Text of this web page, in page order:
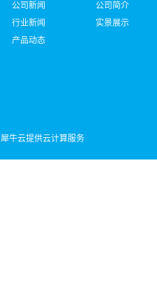
公司新闻
行业新闻
产品动态
公司简介
实景展示
犀牛云提供云计算服务